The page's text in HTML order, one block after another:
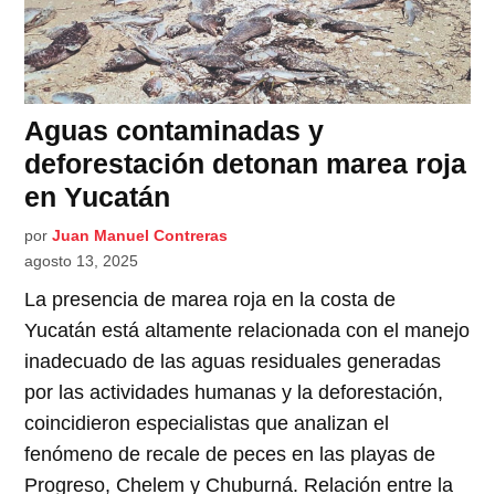
Aguas contaminadas y
deforestación detonan marea roja
en Yucatán
por Juan Manuel Contreras
agosto 13, 2025
La presencia de marea roja en la costa de
Yucatán está altamente relacionada con el manejo
inadecuado de las aguas residuales generadas
por las actividades humanas y la deforestación,
coincidieron especialistas que analizan el
fenómeno de recale de peces en las playas de
Progreso, Chelem y Chuburná. Relación entre la